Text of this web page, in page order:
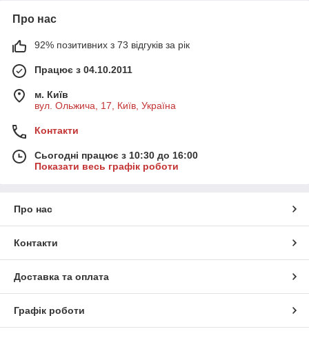
Про нас
92% позитивних з 73 відгуків за рік
Працює з 04.10.2011
м. Київ
вул. Ольжича, 17, Київ, Україна
Контакти
Сьогодні працює з 10:30 до 16:00
Показати весь графік роботи
Про нас
Контакти
Доставка та оплата
Графік роботи